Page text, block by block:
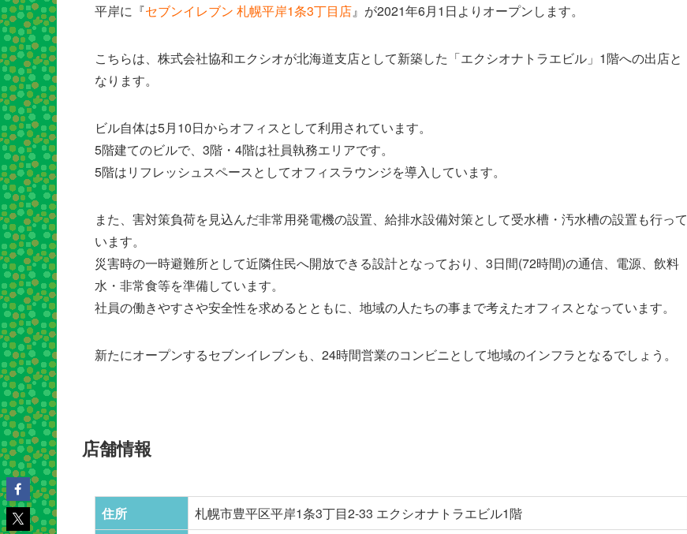
平岸に『セブンイレブン 札幌平岸1条3丁目店』が2021年6月1日よりオープンします。
こちらは、株式会社協和エクシオが北海道支店として新築した「エクシオナトラエビル」1階への出店と
なります。
ビル自体は5月10日からオフィスとして利用されています。
5階建てのビルで、3階・4階は社員執務エリアです。
5階はリフレッシュスペースとしてオフィスラウンジを導入しています。
また、害対策負荷を見込んだ非常用発電機の設置、給排水設備対策として受水槽・汚水槽の設置も行って
います。
災害時の一時避難所として近隣住民へ開放できる設計となっており、3日間(72時間)の通信、電源、飲料
水・非常食等を準備しています。
社員の働きやすさや安全性を求めるとともに、地域の人たちの事まで考えたオフィスとなっています。
新たにオープンするセブンイレブンも、24時間営業のコンビニとして地域のインフラとなるでしょう。
店舗情報
住所
札幌市豊平区平岸1条3丁目2-33 エクシオナトラエビル1階